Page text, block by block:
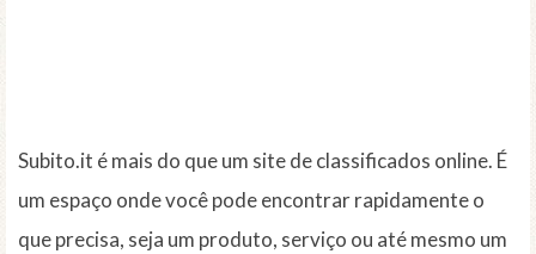
Subito.it é mais do que um site de classificados online. É
um espaço onde você pode encontrar rapidamente o
que precisa, seja um produto, serviço ou até mesmo um